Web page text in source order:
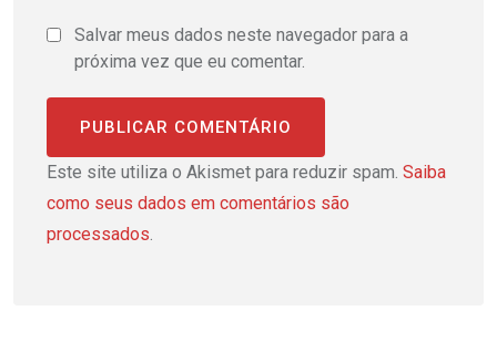
Salvar meus dados neste navegador para a
próxima vez que eu comentar.
Este site utiliza o Akismet para reduzir spam. Saiba
como seus dados em comentários são
processados.